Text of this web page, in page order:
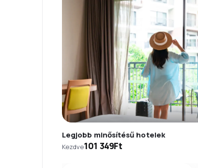
Legjobb minősítésű hotelek
Kezdve101 349Ft